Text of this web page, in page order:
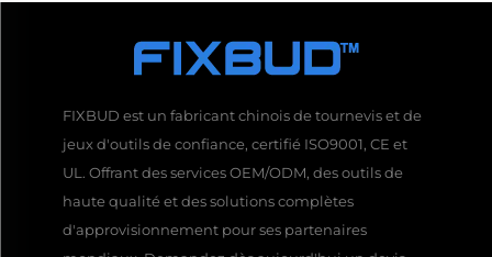
FIXBUD est un fabricant chinois de tournevis et de
jeux d'outils de confiance, certifié ISO9001, CE et
UL. Offrant des services OEM/ODM, des outils de
haute qualité et des solutions complètes
d'approvisionnement pour ses partenaires